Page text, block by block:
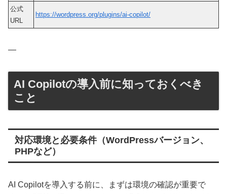
公式
URL
https://wordpress.org/plugins/ai-copilot/
—
AI Copilotの導入前に知っておくべき
こと
対応環境と必要条件（WordPressバージョン、
PHPなど）
AI Copilotを導入する前に、まずは環境の確認が重要で